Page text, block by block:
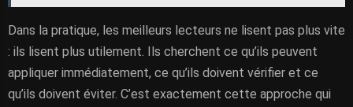
Dans la pratique, les meilleurs lecteurs ne lisent pas plus vite
: ils lisent plus utilement. Ils cherchent ce qu’ils peuvent
appliquer immédiatement, ce qu’ils doivent vérifier et ce
qu’ils doivent éviter. C’est exactement cette approche qui